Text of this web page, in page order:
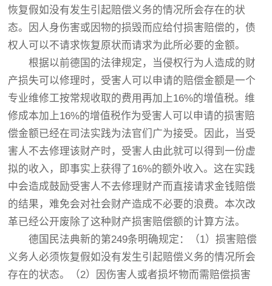
恢复假如没有发生引起赔偿义务的情况所会存在的状
态。因人身伤害或因物的损毁而应给付损害赔偿的，债
权人可以不请求恢复原状而请求为此所必要的金额。
根据以前德国的法律规定，当侵权行为人造成的财
产损失可以修理时，受害人可以申请的赔偿金额是一个
专业维修工按常规收取的费用再加上16%的增值税。维
修成本加上16%的增值税作为受害人可以申请的损害赔
偿金额已经在司法实践为法官们广为接受。因此，当受
害人不去修理该财产时，受害人由此就可以得到一份虚
拟的收入，即事实上获得了16%的额外收入。这在实践
中会造成鼓励受害人不去修理财产而直接请求金钱赔偿
的结果，难免会对社会财产造成不必要的浪费。本次改
革已经公开废除了这种财产损害赔偿额的计算方法。
德国民法典新的第249条明确规定：（1）损害赔偿
义务人必须恢复假如没有发生引起赔偿义务的情况所会
存在的状态。（2）因伤害人或者损坏物而需赔偿损害